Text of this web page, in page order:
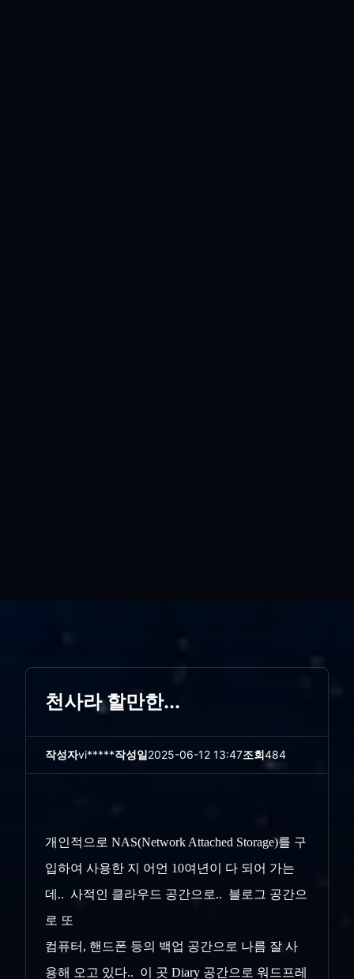
천사라 할만한...
작성자vi*****작성일2025-06-12 13:47조회484
개인적으로 NAS(Network Attached Storage)를 구
입하여 사용한 지 어언 10여년이 다 되어 가는
데.. 사적인 클라우드 공간으로.. 블로그 공간으
로 또
컴퓨터, 핸드폰 등의 백업 공간으로 나름 잘 사
용해 오고 있다.. 이 곳 Diary 공간으로 워드프레